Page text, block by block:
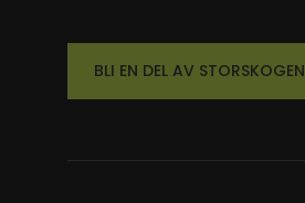
BLI EN DEL AV STORSKOGEN